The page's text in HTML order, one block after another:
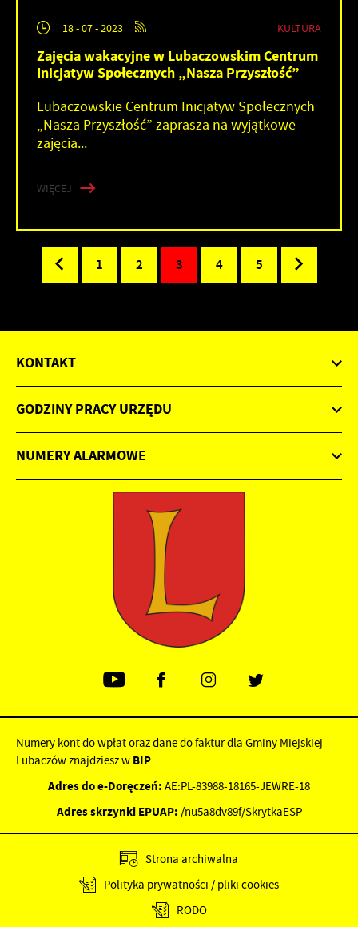
18 - 07 - 2023 KULTURA
Zajęcia wakacyjne w Lubaczowskim Centrum
Inicjatyw Społecznych „Nasza Przyszłość”
Lubaczowskie Centrum Inicjatyw Społecznych
„Nasza Przyszłość” zaprasza na wyjątkowe
zajęcia...
WIĘCEJ
1 2 3 4 5
KONTAKT
GODZINY PRACY URZĘDU
NUMERY ALARMOWE
Numery kont do wpłat oraz dane do faktur dla Gminy Miejskiej
Lubaczów znajdziesz w BIP
Adres do e-Doręczeń: AE:PL-83988-18165-JEWRE-18
Adres skrzynki EPUAP: /nu5a8dv89f/SkrytkaESP
Strona archiwalna
Polityka prywatności / pliki cookies
RODO